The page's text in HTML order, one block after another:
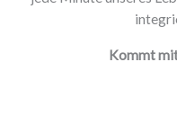
Kommt